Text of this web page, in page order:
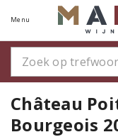
Menu
Château
Bourgeois